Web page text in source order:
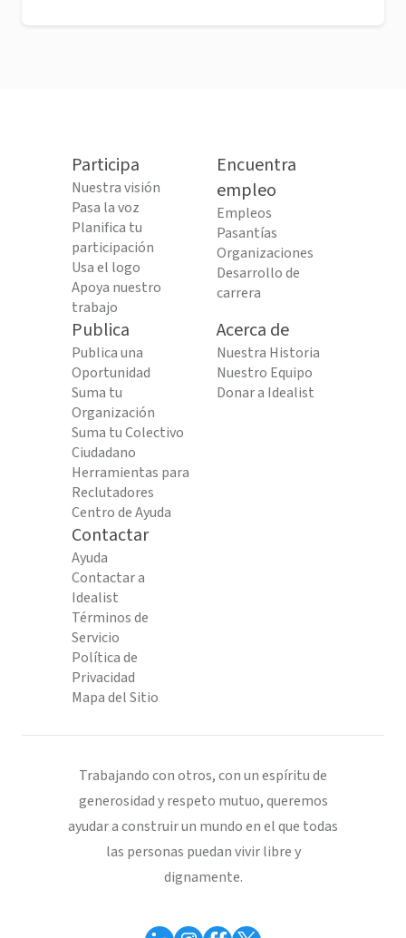
Participa
Nuestra visión
Pasa la voz
Planifica tu
participación
Usa el logo
Apoya nuestro
trabajo
Encuentra
empleo
Empleos
Pasantías
Organizaciones
Desarrollo de
carrera
Publica
Publica una
Oportunidad
Suma tu
Organización
Suma tu Colectivo
Ciudadano
Herramientas para
Reclutadores
Centro de Ayuda
Acerca de
Nuestra Historia
Nuestro Equipo
Donar a Idealist
Contactar
Ayuda
Contactar a
Idealist
Términos de
Servicio
Política de
Privacidad
Mapa del Sitio
Trabajando con otros, con un espíritu de
generosidad y respeto mutuo, queremos
ayudar a construir un mundo en el que todas
las personas puedan vivir libre y
dignamente.